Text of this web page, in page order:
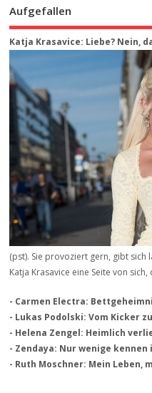
Aufgefallen
Katja Krasavice: Liebe? Nein,
(pst). Sie provoziert gern, gibt sich
Katja Krasavice eine Seite von
- Carmen Electra:
- Lukas Podolski: Vom Kicker
- Helena Zengel: Heimlich
- Zendaya: Nur wenige kennen
- Ruth Moschner: Mein Leben,